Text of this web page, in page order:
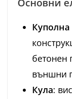
Основни
Куполна
бетонен
външни
Кула: